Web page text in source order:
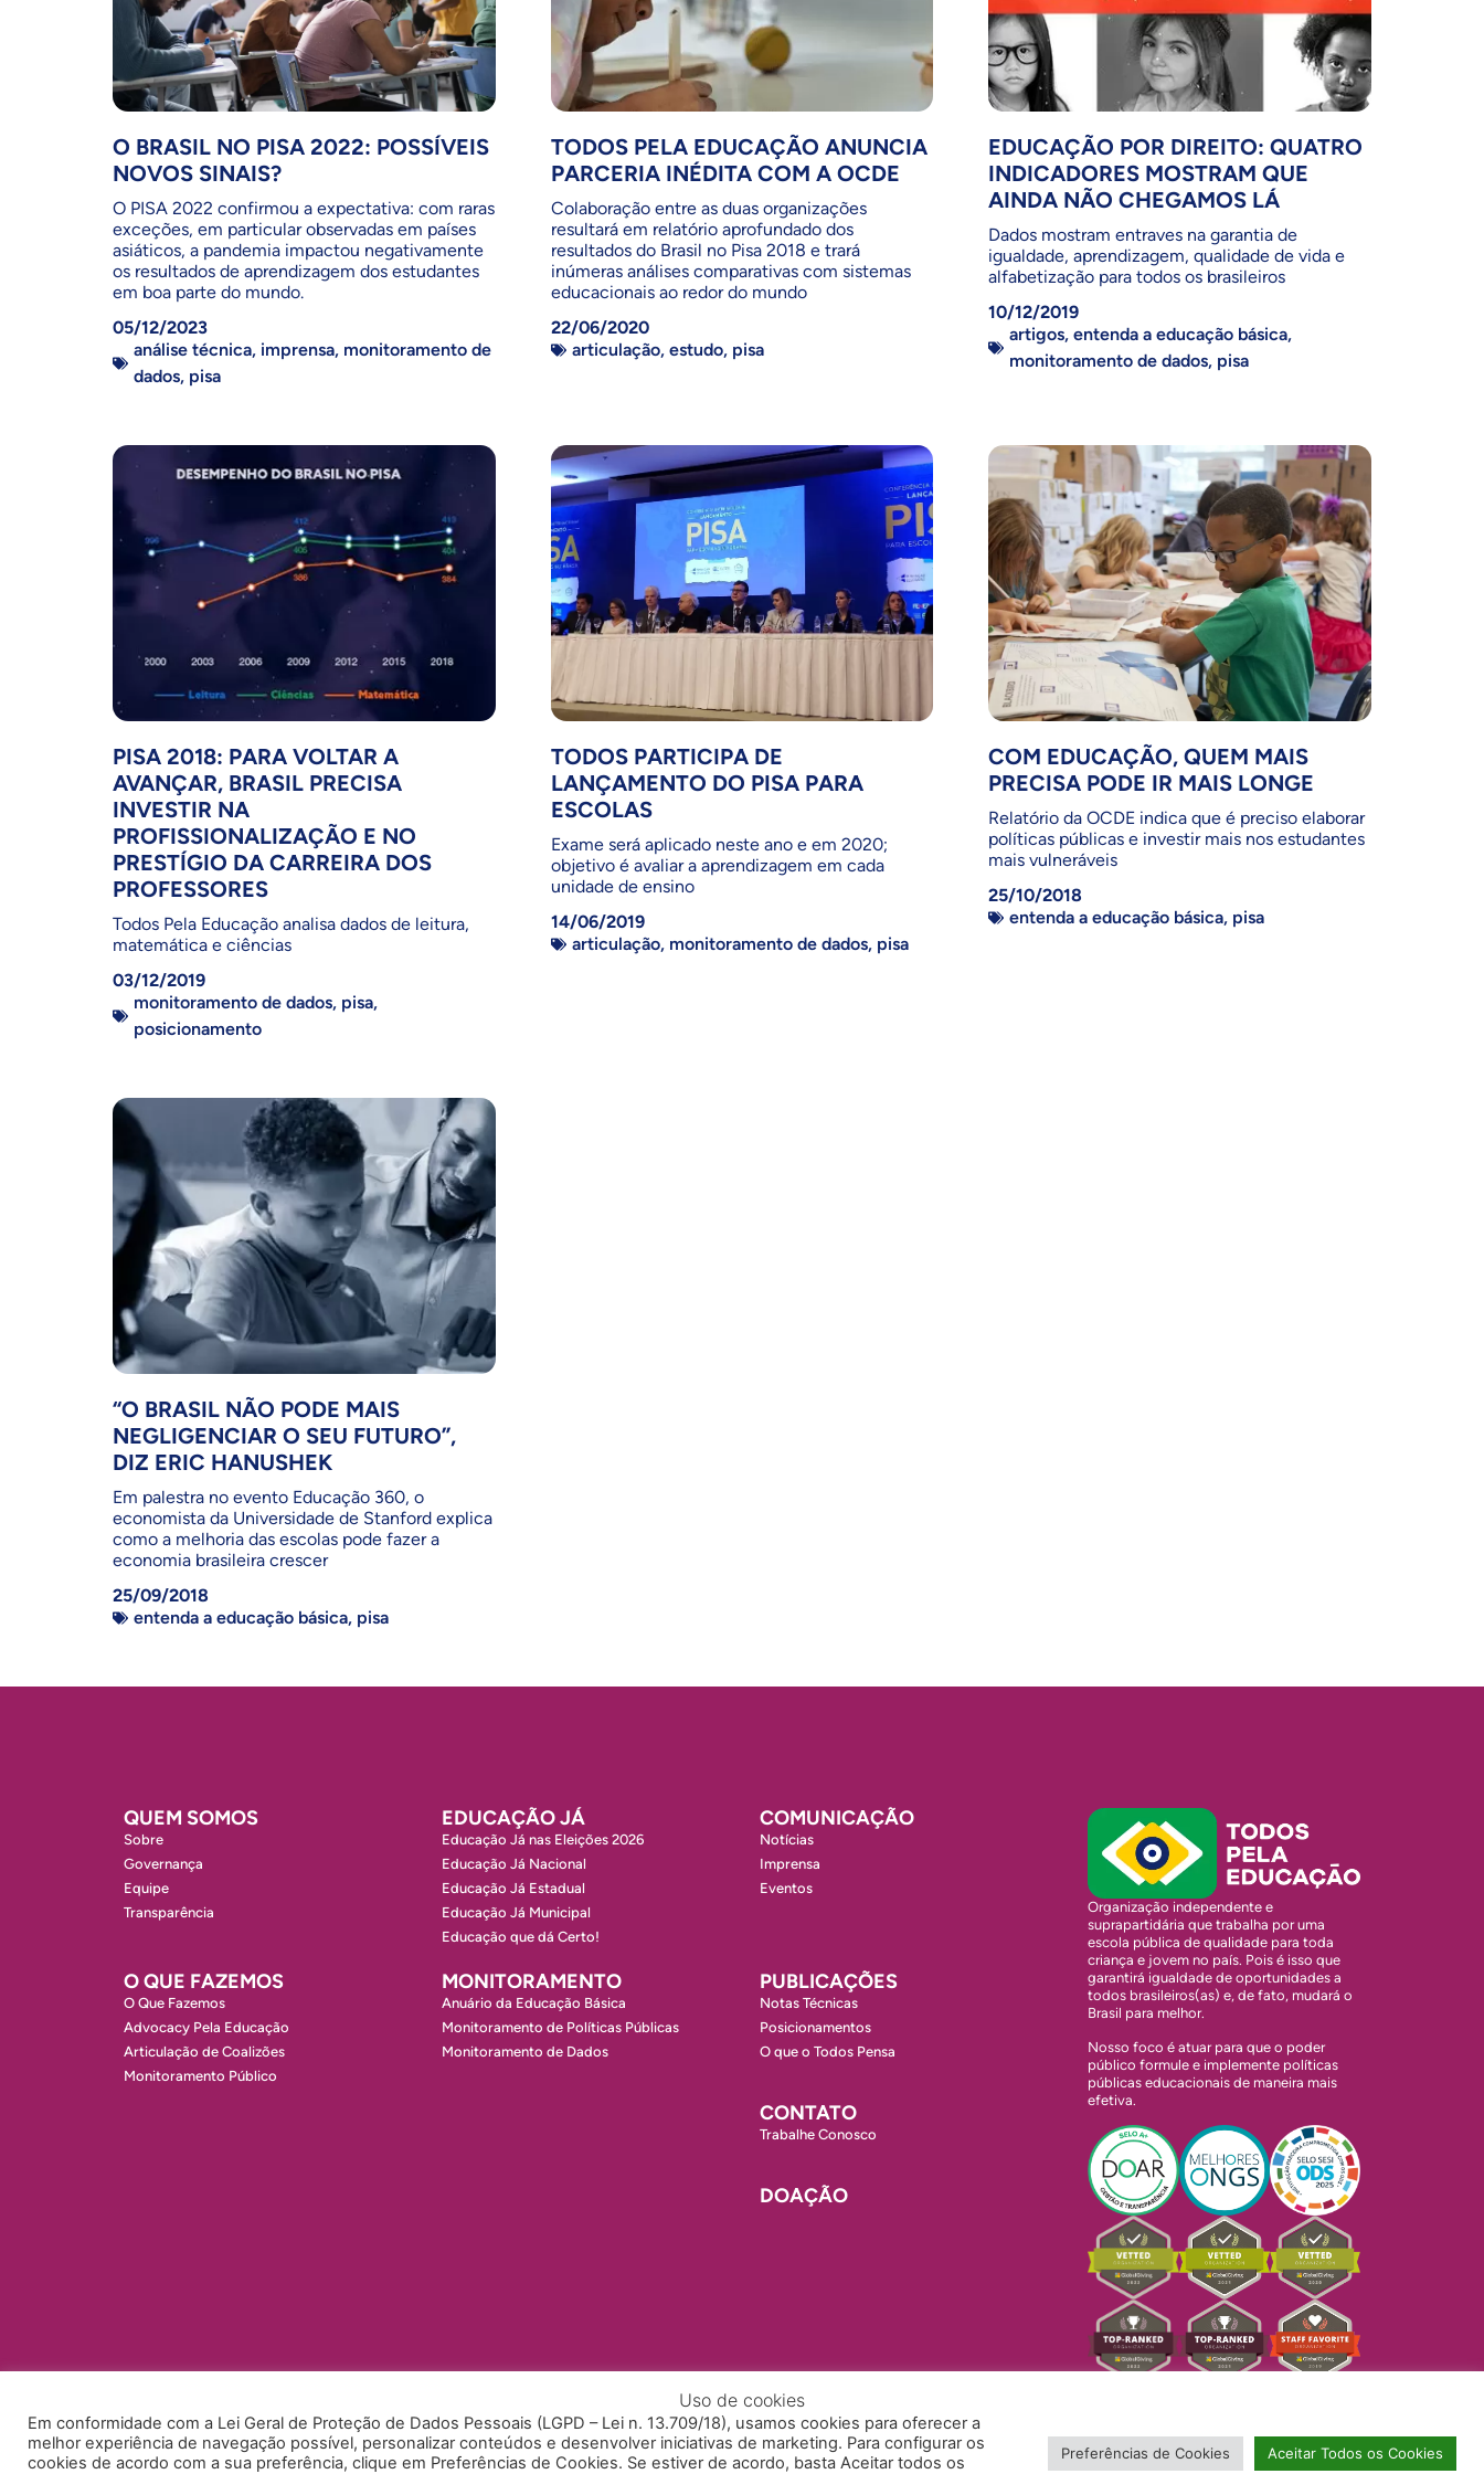
O BRASIL NO PISA 2022: POSSÍVEIS
NOVOS SINAIS?
O PISA 2022 confirmou a expectativa: com raras
exceções, em particular observadas em países
asiáticos, a pandemia impactou negativamente
os resultados de aprendizagem dos estudantes
em boa parte do mundo.
05/12/2023
análise técnica, imprensa, monitoramento de
dados, pisa
TODOS PELA EDUCAÇÃO ANUNCIA
PARCERIA INÉDITA COM A OCDE
Colaboração entre as duas organizações
resultará em relatório aprofundado dos
resultados do Brasil no Pisa 2018 e trará
inúmeras análises comparativas com sistemas
educacionais ao redor do mundo
22/06/2020
articulação, estudo, pisa
EDUCAÇÃO POR DIREITO: QUATRO
INDICADORES MOSTRAM QUE
AINDA NÃO CHEGAMOS LÁ
Dados mostram entraves na garantia de
igualdade, aprendizagem, qualidade de vida e
alfabetização para todos os brasileiros
10/12/2019
artigos,entenda a educação básica,
monitoramento de dados, pisa
PISA 2018: PARA VOLTAR A
AVANÇAR, BRASIL PRECISA
INVESTIR NA
PROFISSIONALIZAÇÃO E NO
PRESTÍGIO DA CARREIRA DOS
PROFESSORES
Todos Pela Educação analisa dados de leitura,
matemática e ciências
03/12/2019
monitoramento de dados, pisa,
posicionamento
TODOS PARTICIPA DE
LANÇAMENTO DO PISA PARA
ESCOLAS
Exame será aplicado neste ano e em 2020;
objetivo é avaliar a aprendizagem em cada
unidade de ensino
14/06/2019
articulação, monitoramento de dados, pisa
COM EDUCAÇÃO, QUEM MAIS
PRECISA PODE IR MAIS LONGE
Relatório da OCDE indica que é preciso elaborar
políticas públicas e investir mais nos estudantes
mais vulneráveis
25/10/2018
entenda a educação básica, pisa
“O BRASIL NÃO PODE MAIS
NEGLIGENCIAR O SEU FUTURO”,
DIZ ERIC HANUSHEK
Em palestra no evento Educação 360, o
economista da Universidade de Stanford explica
como a melhoria das escolas pode fazer a
economia brasileira crescer
25/09/2018
entenda a educação básica, pisa
QUEM SOMOS
Sobre
Governança
Equipe
Transparência
EDUCAÇÃO JÁ
Educação Já nas Eleições 2026
Educação Já Nacional
Educação Já Estadual
Educação Já Municipal
Educação que dá Certo!
COMUNICAÇÃO
Notícias
Imprensa
Eventos
O QUE FAZEMOS
O Que Fazemos
Advocacy Pela Educação
Articulação de Coalizões
Monitoramento Público
MONITORAMENTO
Anuário da Educação Básica
Monitoramento de Políticas Públicas
Monitoramento de Dados
PUBLICAÇÕES
Notas Técnicas
Posicionamentos
O que o Todos Pensa
CONTATO
Trabalhe Conosco
DOAÇÃO
Organização independente e
suprapartidária que trabalha por uma
escola pública de qualidade para toda
criança e jovem no país. Pois é isso que
garantirá igualdade de oportunidades a
todos brasileiros(as) e, de fato, mudará o
Brasil para melhor.
Nosso foco é atuar para que o poder
público formule e implemente políticas
públicas educacionais de maneira mais
efetiva.
Uso de cookies
Em conformidade com a Lei Geral de Proteção de Dados Pessoais (LGPD – Lei n. 13.709/18), usamos cookies para oferecer a
melhor experiência de navegação possível, personalizar conteúdos e desenvolver iniciativas de marketing. Para configurar os
cookies de acordo com a sua preferência, clique em Preferências de Cookies. Se estiver de acordo, basta Aceitar todos os
Preferências de Cookies Aceitar Todos os Cookies